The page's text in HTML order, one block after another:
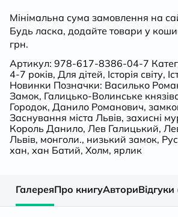
Мінімальна сума замовлення на
Будь ласка, додайте товари у
грн.
Артикул: 978-617-8386-04-7
4-7 років, Для дітей, Історія світу,
Новинки Позначки: Василько
Замок, Галицько-Волинське
Городок, Данило Романович,
Заснування міста Львів, захисні
Король Данило, Лев Галицький,
Львів, монголи., низький замок,
хан, хан Батий, Холм, ярлик
ГалереяПро книгуАвториВідгуки